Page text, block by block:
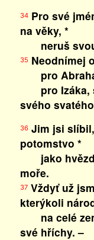
34Pro své
na věky, *
neruš svou
35 Neodnímej
pro
pro Izáka,
svého
36Jim jsi
potomstvo *
jako
moře.
37Vždyť už
kterýkoli
na celé
své hříchy. –